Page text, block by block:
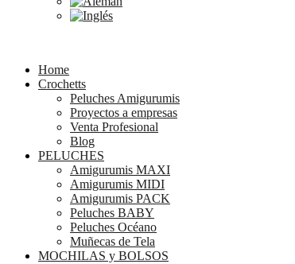
Home
Crochetts
Peluches Amigurumis
Proyectos a empresas
Venta Profesional
Blog
PELUCHES
Amigurumis MAXI
Amigurumis MIDI
Amigurumis PACK
Peluches BABY
Peluches Océano
Muñecas de Tela
MOCHILAS y BOLSOS